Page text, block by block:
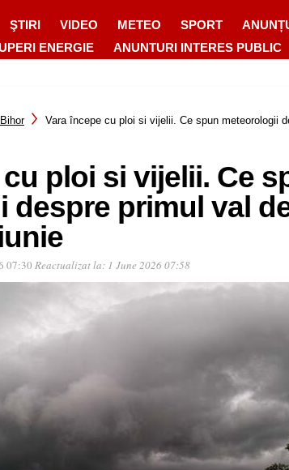
ŞTIRI VIDEO METEO SPORT
ENERGIE
ANUNTURI INTERES PUBLIC
Vara începe cu ploi si vijelii. Ce spun meteorologii
ploi si vijelii. Ce
despre primul val
07:30 Reactualizat la: 1 June 2026 07:58